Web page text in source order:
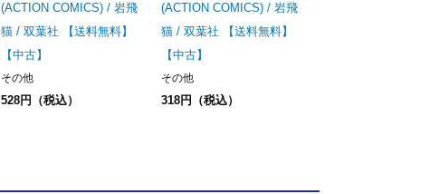
(ACTION COMICS) / 岩飛
猫 / 双葉社 【送料無料】
【中古】
その他
528円（税込）
(ACTION COMICS) / 岩飛
猫 / 双葉社 【送料無料】
【中古】
その他
318円（税込）